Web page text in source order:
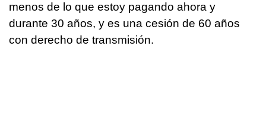
menos de lo que estoy pagando ahora y
durante 30 años, y es una cesión de 60 años
con derecho de transmisión.